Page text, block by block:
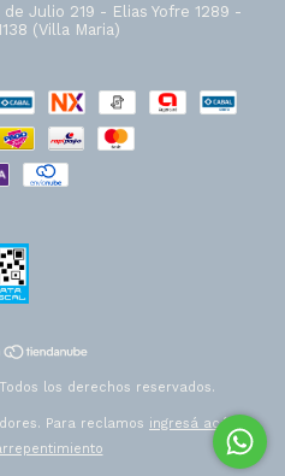
Julio 219 - Elias Yofre 1289 -
(Villa Maria)
los derechos reservados.
Para reclamos ingresá acá.